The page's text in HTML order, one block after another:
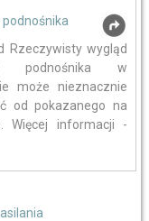
podnośnika
Rzeczywisty wygląd
podnośnika w
może nieznacznie
od pokazanego na
Więcej informacji -